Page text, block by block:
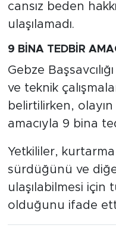
cansız beden
ulaşılamadı.
9 BİNA TEDBİR
Gebze
ve teknik
belirtilirken,
amacıyla 9 bina
Yetkililer, kurtarma
sürdüğünü ve
ulaşılabilmesi için
olduğunu ifade